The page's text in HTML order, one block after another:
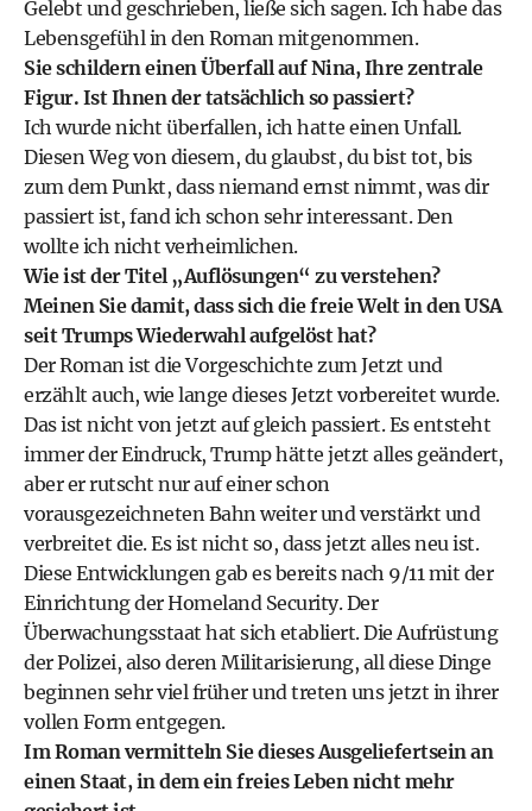
Gelebt und geschrieben, ließe sich sagen. Ich habe das
Lebensgefühl in den Roman mitgenommen.
Sie schildern einen Überfall auf Nina, Ihre zentrale
Figur. Ist Ihnen der tatsächlich so passiert?
Ich wurde nicht überfallen, ich hatte einen Unfall.
Diesen Weg von diesem, du glaubst, du bist tot, bis
zum dem Punkt, dass niemand ernst nimmt, was dir
passiert ist, fand ich schon sehr interessant. Den
wollte ich nicht verheimlichen.
Wie ist der Titel „Auflösungen“ zu verstehen?
Meinen Sie damit, dass sich die freie Welt in den USA
seit Trumps Wiederwahl aufgelöst hat?
Der Roman ist die Vorgeschichte zum Jetzt und
erzählt auch, wie lange dieses Jetzt vorbereitet wurde.
Das ist nicht von jetzt auf gleich passiert. Es entsteht
immer der Eindruck, Trump hätte jetzt alles geändert,
aber er rutscht nur auf einer schon
vorausgezeichneten Bahn weiter und verstärkt und
verbreitet die. Es ist nicht so, dass jetzt alles neu ist.
Diese Entwicklungen gab es bereits nach 9/11 mit der
Einrichtung der Homeland Security. Der
Überwachungsstaat hat sich etabliert. Die Aufrüstung
der Polizei, also deren Militarisierung, all diese Dinge
beginnen sehr viel früher und treten uns jetzt in ihrer
vollen Form entgegen.
Im Roman vermitteln Sie dieses Ausgeliefertsein an
einen Staat, in dem ein freies Leben nicht mehr